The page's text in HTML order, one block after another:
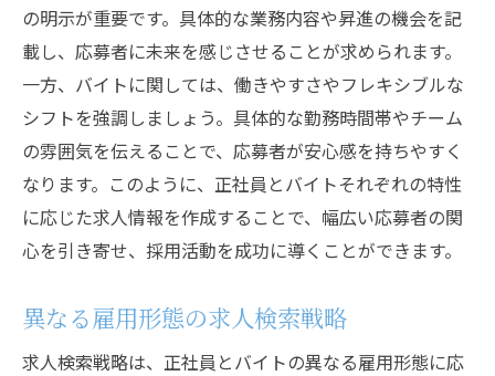
の明示が重要です。具体的な業務内容や昇進の機会を記
載し、応募者に未来を感じさせることが求められます。
一方、バイトに関しては、働きやすさやフレキシブルな
シフトを強調しましょう。具体的な勤務時間帯やチーム
の雰囲気を伝えることで、応募者が安心感を持ちやすく
なります。このように、正社員とバイトそれぞれの特性
に応じた求人情報を作成することで、幅広い応募者の関
心を引き寄せ、採用活動を成功に導くことができます。
異なる雇用形態の求人検索戦略
求人検索戦略は、正社員とバイトの異なる雇用形態に応